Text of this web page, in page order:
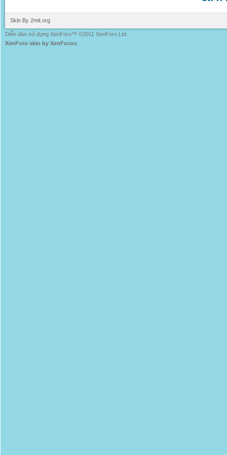
Skin By 2mit.org
Diễn đàn sử dụng XenForo™ ©2011 XenForo Ltd.
XenForo skin by XenFocus